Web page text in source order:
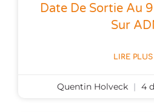
Date De Sortie Au
Sur
LIRE PLUS
Quentin Holveck 4